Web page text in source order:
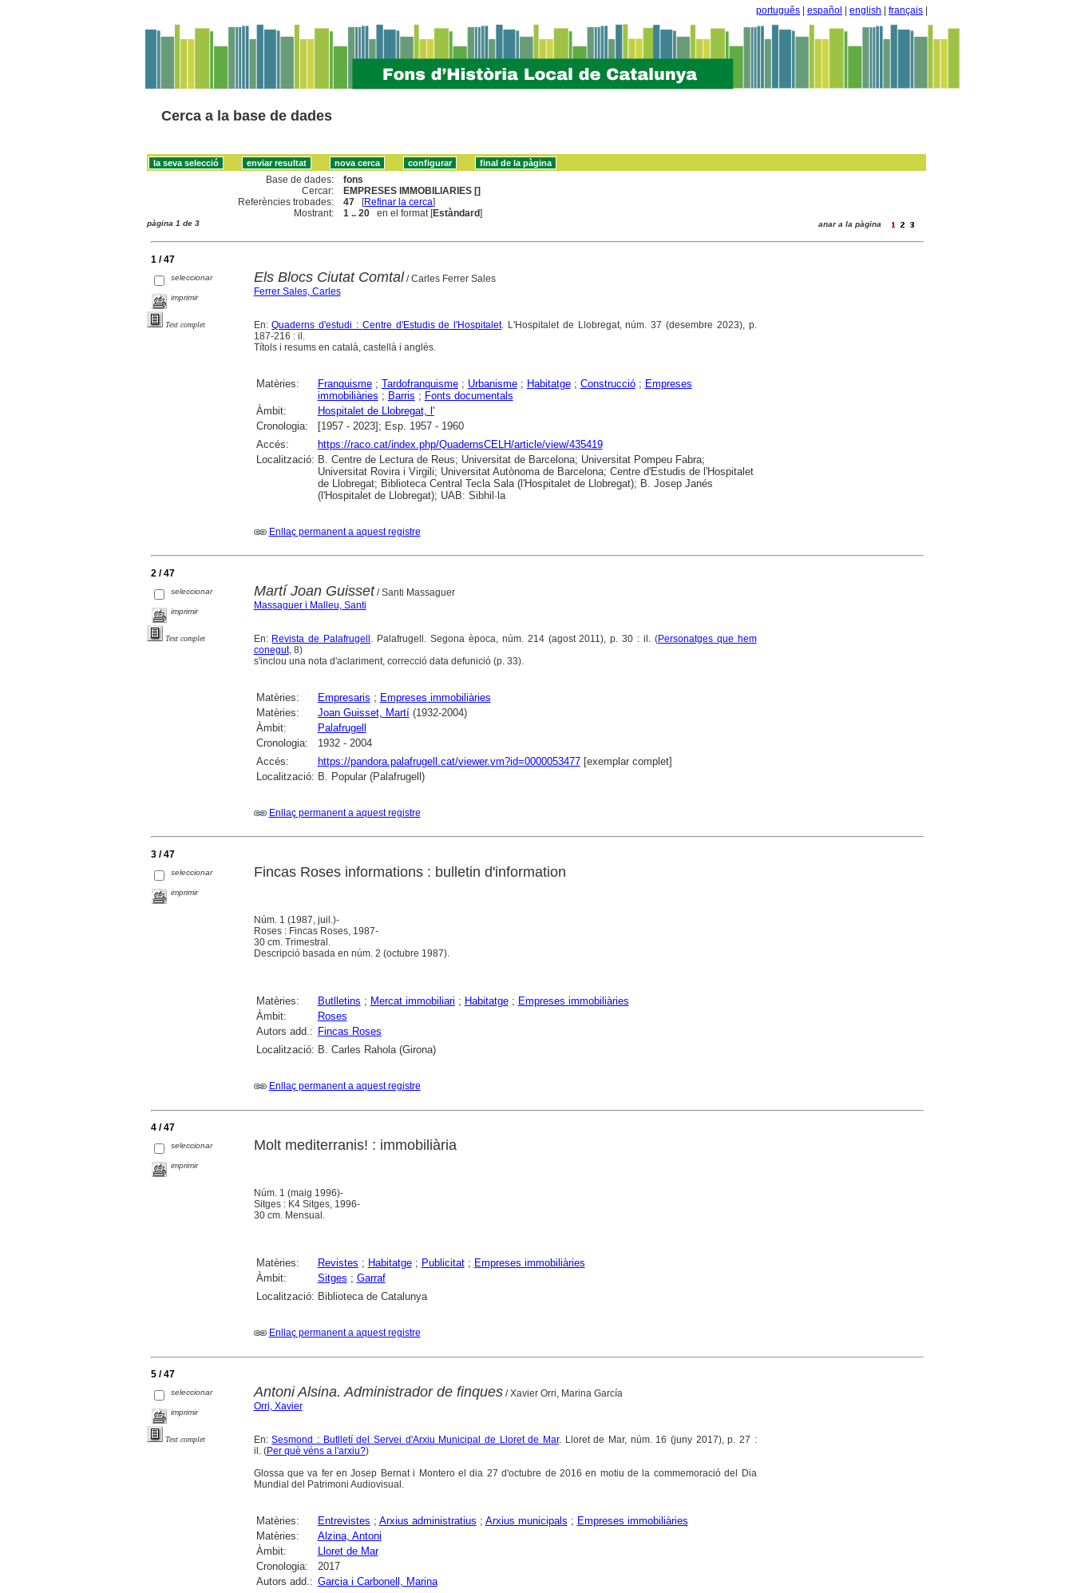
português español english français
Cerca a la base de dades
Base de dades:
fons
Cercar:
EMPRESES IMMOBILIARIES []
Referències trobades:
47 [Refinar la cerca]
Mostrant:
1 .. 20 en el format [Estàndard]
pàgina 1 de 3 anar a la pàgina
1 / 47
seleccionar
imprimir
Text complet
Els Blocs Ciutat Comtal/ Carles Ferrer Sales
Ferrer Sales, Carles
En:Quaderns d'estudi : Centre d'Estudis de l'Hospitalet. L'Hospitalet de Llobregat, núm. 37 (desembre 2023), p.
187-216 : il.
Títols i resums en català, castellà i anglès.
Matèries: Franquisme; Tardofranquisme; Urbanisme; Habitatge; Construcció; Empreses
immobiliàries ; Barris ; Fonts documentals
Àmbit:
Hospitalet de Llobregat, l'
Cronologia:
[1957 - 2023]; Esp. 1957 - 1960
Accés:
https://raco.cat/index.php/QuadernsCELH/article/view/435419
Localització: B. Centre de Lectura de Reus; Universitat de Barcelona; Universitat Pompeu Fabra;
Universitat Rovira i Virgili; Universitat Autònoma de Barcelona; Centre d'Estudis de l'Hospitalet
de Llobregat; Biblioteca Central Tecla Sala (l'Hospitalet de Llobregat); B. Josep Janés
(l'Hospitalet de Llobregat); UAB: Sibhil·la
Enllaç permanent a aquest registre
2 / 47
seleccionar
imprimir
Text complet
Martí Joan Guisset/ Santi Massaguer
Massaguer i Malleu, Santi
En: Revista de Palafrugell . Palafrugell. Segona època, núm. 214 (agost 2011), p. 30 : il. (Personatges que hem
conegut, 8)
s'inclou una nota d'aclariment, correcció data defunició (p. 33).
Matèries: Empresaris ; Empreses immobiliàries
Matèries:
Joan Guisset, Martí(1932-2004)
Àmbit:
Palafrugell
Cronologia:
1932 - 2004
Accés:
https://pandora.palafrugell.cat/viewer.vm?id=0000053477[exemplar complet]
Localització: B. Popular (Palafrugell)
Enllaç permanent a aquest registre
3 / 47
seleccionar
imprimir
Fincas Roses informations : bulletin d'information
Núm. 1 (1987, juil.)-
Roses : Fincas Roses, 1987-
30 cm. Trimestral.
Descripció basada en núm. 2 (octubre 1987).
Matèries: Butlletins ; Mercat immobiliari ; Habitatge; Empreses immobiliàries
Àmbit:
Roses
Autors add.: Fincas Roses
Localització: B. Carles Rahola (Girona)
Enllaç permanent a aquest registre
4 / 47
seleccionar
imprimir
Molt mediterranis! : immobiliària
Núm. 1 (maig 1996)-
Sitges : K4 Sitges, 1996-
30 cm. Mensual.
Matèries: Revistes ; Habitatge; Publicitat; Empreses immobiliàries
Àmbit:
Sitges ; Garraf
Localització: Biblioteca de Catalunya
Enllaç permanent a aquest registre
5 / 47
seleccionar
imprimir
Text complet
Antoni Alsina. Administrador de finques/ Xavier Orri, Marina García
Orri, Xavier
En:Sesmond : Butlletí del Servei d'Arxiu Municipal de Lloret de Mar. Lloret de Mar, núm. 16 (juny 2017), p. 27 :
il. (Per què véns a l'arxiu?)
Glossa que va fer en Josep Bernat i Montero el dia 27 d'octubre de 2016 en motiu de la commemoració del Dia
Mundial del Patrimoni Audiovisual.
Matèries: Entrevistes ; Arxius administratius ; Arxius municipals ; Empreses immobiliàries
Matèries:
Alzina, Antoni
Àmbit:
Lloret de Mar
Cronologia:
2017
Autors add.: Garcia i Carbonell, Marina